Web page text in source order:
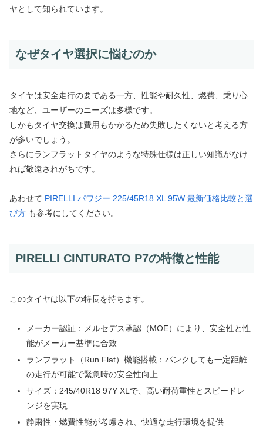
ヤとして知られています。
なぜタイヤ選択に悩むのか
タイヤは安全走行の要である一方、性能や耐久性、燃費、乗り心
地など、ユーザーのニーズは多様です。
しかもタイヤ交換は費用もかかるため失敗したくないと考える方
が多いでしょう。
さらにランフラットタイヤのような特殊仕様は正しい知識がなけ
れば敬遠されがちです。
あわせて PIRELLI パワジー 225/45R18 XL 95W 最新価格比較と選
び方 も参考にしてください。
PIRELLI CINTURATO P7の特徴と性能
このタイヤは以下の特長を持ちます。
メーカー認証：メルセデス承認（MOE）により、安全性と性
能がメーカー基準に合致
ランフラット（Run Flat）機能搭載：パンクしても一定距離
の走行が可能で緊急時の安全性向上
サイズ：245/40R18 97Y XLで、高い耐荷重性とスピードレ
ンジを実現
静粛性・燃費性能が考慮され、快適な走行環境を提供